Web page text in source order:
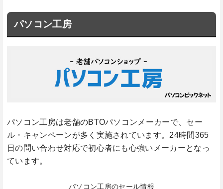
パソコン工房
パソコン工房は老舗のBTOパソコンメーカーで、セー
ル・キャンペーンが多く実施されています。24時間365
日の問い合わせ対応で初心者にも心強いメーカーとなっ
ています。
パソコン工房のセール情報